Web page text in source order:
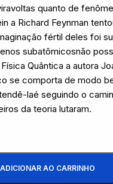
quanto de
a Richard Feynman
fértil deles foi
subatômicosnão
Quântica a autora
se comporta de modo
laé seguindo o
da teoria lutaram.
ADICIONAR AO CARRINHO